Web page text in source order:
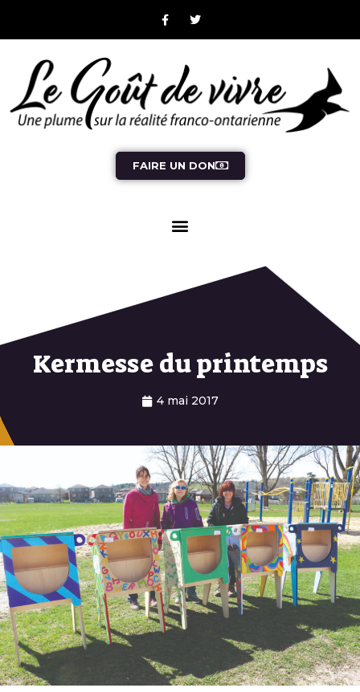
FAIRE UN DON
Kermesse du printemps
4 mai 2017